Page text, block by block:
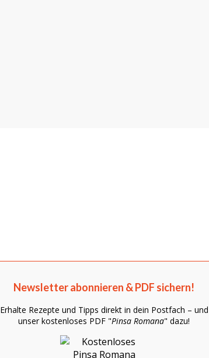
Newsletter abonnieren & PDF sichern!
Erhalte Rezepte und Tipps direkt in dein Postfach – und
unser kostenloses PDF "Pinsa Romana" dazu!